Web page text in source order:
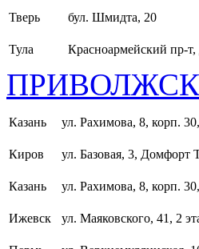
Тверь
бул. Шмидта, 20
Тула Красноармейский пр-
Казань ул. Рахимова, 8, корп.
Киров ул. Базовая, 3, Домфорт
Казань ул. Рахимова, 8, корп.
Ижевск ул. Маяковского, 41, 2